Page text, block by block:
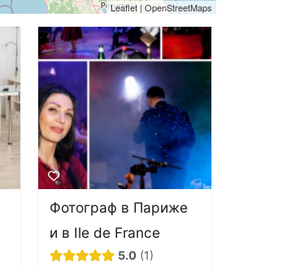
Фотограф в Париже
и в Ile de France
5.0 1
Leaflet | OpenStreetMaps